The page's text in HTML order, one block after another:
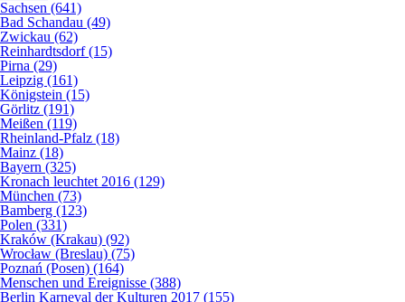
Sachsen (641)
Bad Schandau (49)
Zwickau (62)
Reinhardtsdorf (15)
Pirna (29)
Leipzig (161)
Königstein (15)
Görlitz (191)
Meißen (119)
Rheinland-Pfalz (18)
Mainz (18)
Bayern (325)
Kronach leuchtet 2016 (129)
München (73)
Bamberg (123)
Polen (331)
Kraków (Krakau) (92)
Wrocław (Breslau) (75)
Poznań (Posen) (164)
Menschen und Ereignisse (388)
Berlin Karneval der Kulturen 2017 (155)